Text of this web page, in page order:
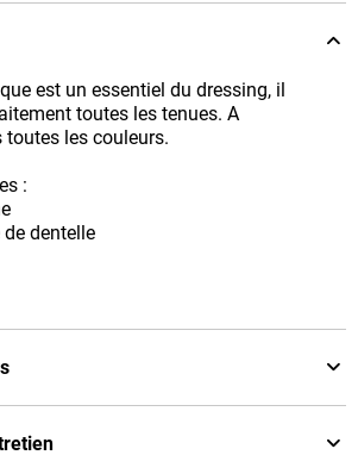
est un essentiel du dressing, il
toutes les tenues. A
les couleurs.
:
de dentelle